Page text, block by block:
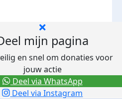
mijn pagina
en snel om donaties voor
jouw actie
Deel via Instagram
Deel via WhatsApp